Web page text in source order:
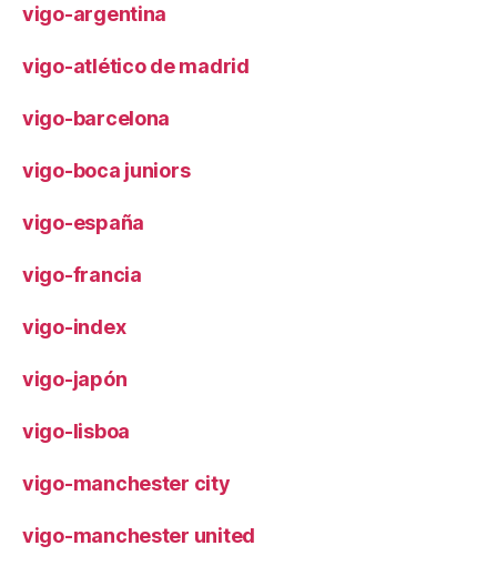
vigo-argentina
vigo-atlético de madrid
vigo-barcelona
vigo-boca juniors
vigo-españa
vigo-francia
vigo-index
vigo-japón
vigo-lisboa
vigo-manchester city
vigo-manchester united